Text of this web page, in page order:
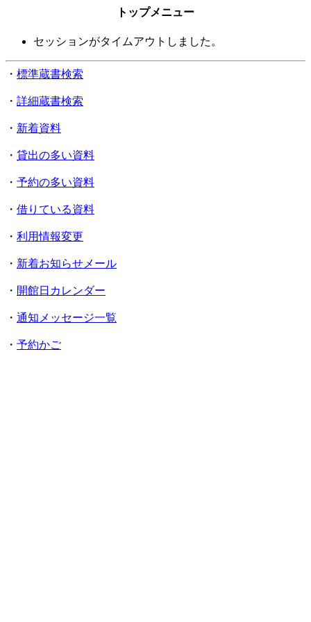
トップメニュー
セッションがタイムアウトしました。
・ 標準蔵書検索
・ 詳細蔵書検索
・ 新着資料
・ 貸出の多い資料
・ 予約の多い資料
・ 借りている資料
・ 利用情報変更
・ 新着お知らせメール
・ 開館日カレンダー
・ 通知メッセージ一覧
・ 予約かご